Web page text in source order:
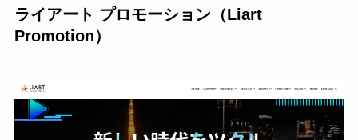
ライアート プロモーション（Liart
Promotion）